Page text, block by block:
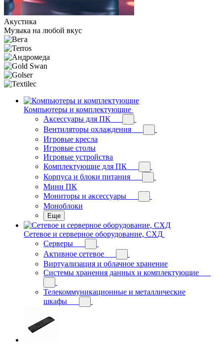
Акустика
Музыка на любой вкус
Компьютеры и комплектующие
Аксессуары для ПК
Вентиляторы охлаждения
Игровые кресла
Игровые столы
Игровые устройства
Комплектующие для ПК
Корпуса и блоки питания
Мини ПК
Мониторы и аксессуары
Моноблоки
Еще
Сетевое и серверное оборудование, СХД
Cерверы
Активное сетевое
Виртуализация и облачное хранение
Системы хранения данных и комплектующие
Телекоммуникационные и металлические
шкафы